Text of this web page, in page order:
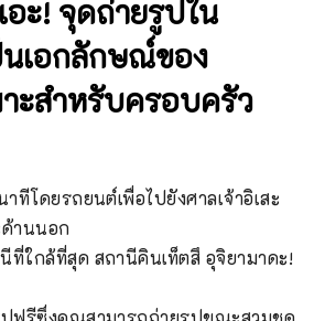
อะ! จุดถ่ายรูปใน
นเอกลักษณ์ของ
าะสำหรับครอบครัว
ทีโดยรถยนต์เพื่อไปยังศาลเจ้าอิเสะ
ด้านนอก
ที่ใกล้ที่สุด สถานีคินเท็ตสึ อุจิยามาดะ!